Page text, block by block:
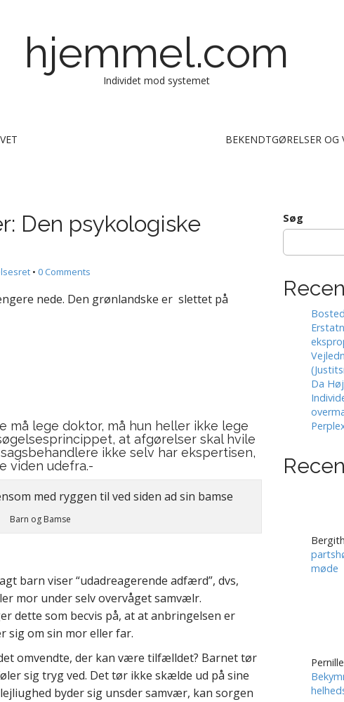
hjemmel.com
Individet mod systemet
BEKENDTGØRELSER OG
Den psykologiske
• 0 Comments
nede. Den grønlandske er slettet på
må lege doktor, må hun heller ikke lege
at afgørelser skal hvile
ikke selv har ekspertisen,
viden udefra.-
Barn og Bamse
barn viser “udadreagerende adfærd”, dvs,
mor under selv overvåget samvælr.
dette som becvis på, at at anbringelsen er
sig om sin mor eller far.
omvendte, der kan være tilfælldet? Barnet tør
sig tryg ved. Det tør ikke skælde ud på sine
byder sig unsder samvær, kan sorgen
Søg
Da
møde